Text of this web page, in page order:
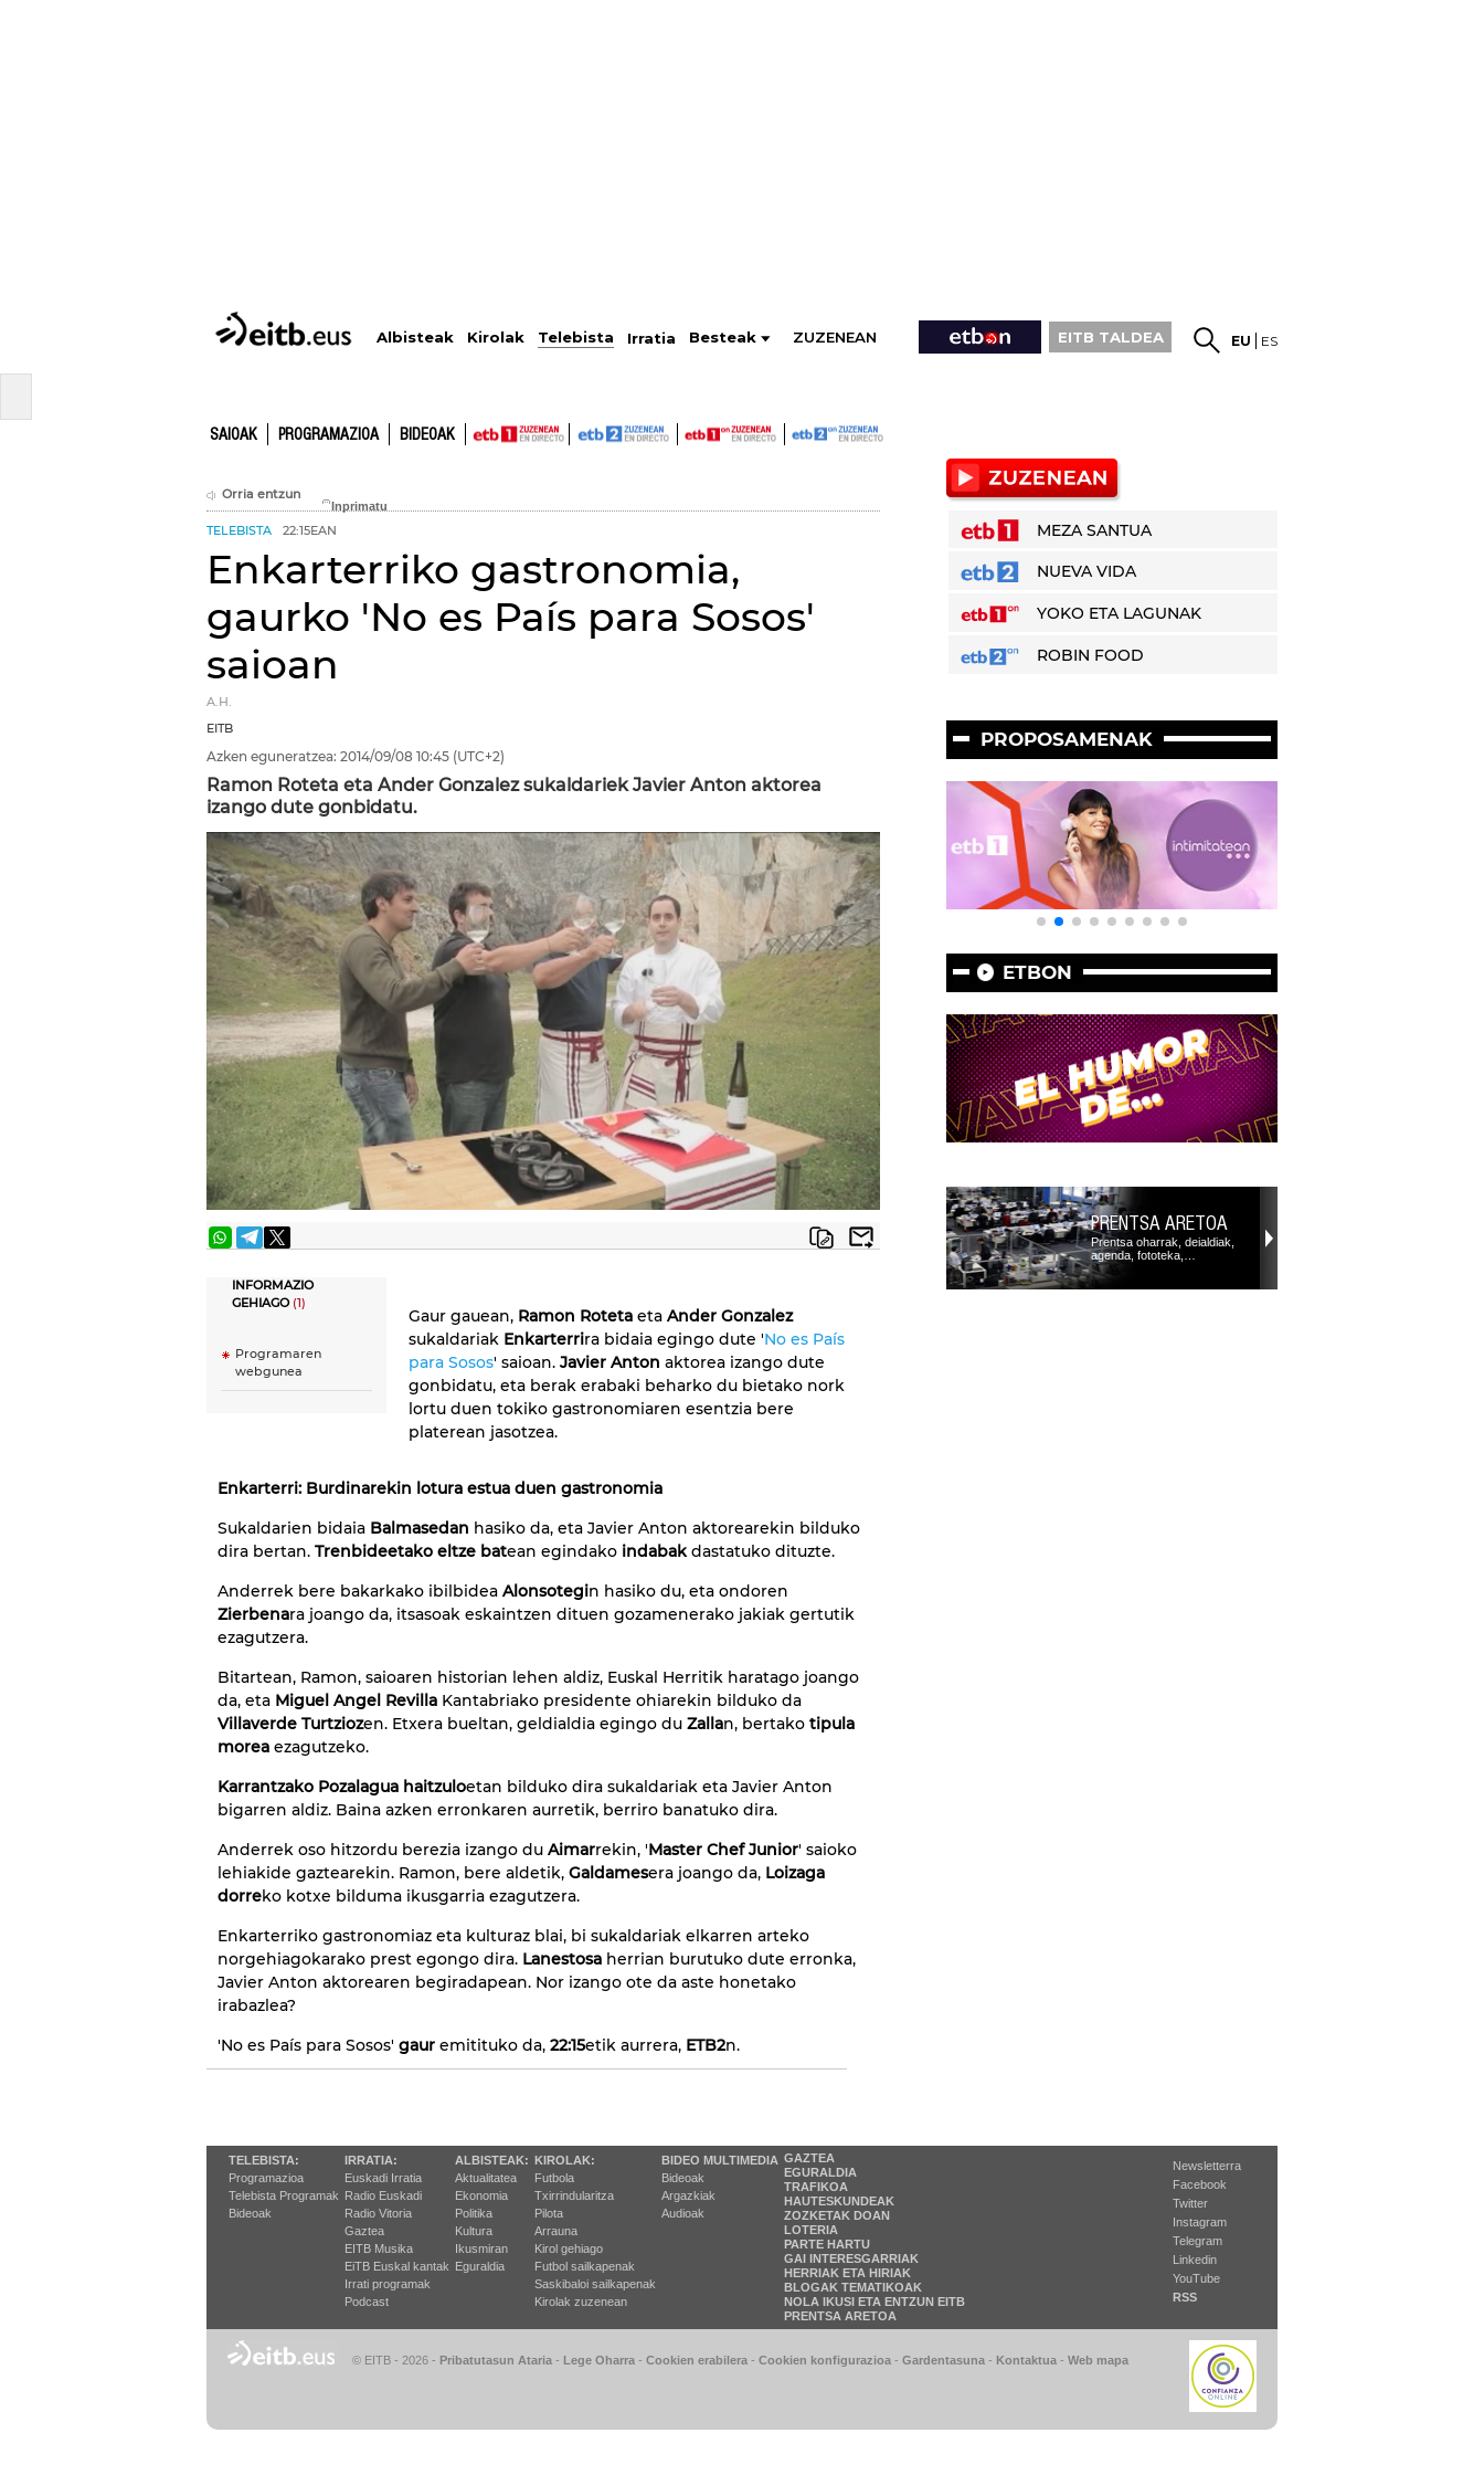
Albisteak Kirolak Telebista Irratia Besteak ZUZENEAN EITB TALDEA EU ES
SAIOAK PROGRAMAZIOA BIDEOAK
Orria entzun
TELEBISTA 22:15EAN
Enkarterriko gastronomia,
gaurko 'No es País para Sosos'
saioan
A.H.
EITB
Azken eguneratzea: 2014/09/08 10:45 (UTC+2)
Ramon Roteta eta Ander Gonzalez sukaldariek Javier Anton aktorea
izango dute gonbidatu.
INFORMAZIO
GEHIAGO(1)
Programaren
webgunea
Gaur gauean, Ramon Roteta eta Ander Gonzalez
sukaldariak Enkarterrira bidaia egingo dute 'No es País
para Sosos' saioan. Javier Anton aktorea izango dute
gonbidatu, eta berak erabaki beharko du bietako nork
lortu duen tokiko gastronomiaren esentzia bere
platerean jasotzea.
Enkarterri: Burdinarekin lotura estua duen gastronomia
Sukaldarien bidaia Balmasedan hasiko da, eta Javier Anton aktorearekin bilduko
dira bertan. Trenbideetako eltze batean egindako indabakdastatuko dituzte.
Anderrek bere bakarkako ibilbidea Alonsotegin hasiko du, eta ondoren
Zierbenara joango da, itsasoak eskaintzen dituen gozamenerako jakiak gertutik
ezagutzera.
Bitartean, Ramon, saioaren historian lehen aldiz, Euskal Herritik haratago joango
da, eta Miguel Angel Revilla Kantabriako presidente ohiarekin bilduko da
Villaverde Turtziozen. Etxera bueltan, geldialdia egingo du Zallan, bertako tipula
morea ezagutzeko.
Karrantzako Pozalagua haitzuloetan bilduko dira sukaldariak eta Javier Anton
bigarren aldiz. Baina azken erronkaren aurretik, berriro banatuko dira.
Anderrek oso hitzordu berezia izango du Aimarrekin, 'Master Chef Junior' saioko
lehiakide gaztearekin. Ramon, bere aldetik, Galdamesera joango da, Loizaga
dorreko kotxe bilduma ikusgarria ezagutzera.
Enkarterriko gastronomiaz eta kulturaz blai, bi sukaldariak elkarren arteko
norgehiagokarako prest egongo dira. Lanestosa herrian burutuko dute erronka,
Javier Anton aktorearen begiradapean. Nor izango ote da aste honetako
irabazlea?
'No es País para Sosos' gaur emitituko da, 22:15etik aurrera, ETB2n.
MEZA SANTUA
NUEVA VIDA
YOKO ETA LAGUNAK
ROBIN FOOD
PROPOSAMENAK
ETBON
PRENTSA ARETOA
Prentsa oharrak, deialdiak,
agenda, fototeka,…
TELEBISTA:
Programazioa
Telebista Programak
Bideoak
IRRATIA:
Euskadi Irratia
Radio Euskadi
Radio Vitoria
Gaztea
EITB Musika
EiTB Euskal kantak
Irrati programak
Podcast
ALBISTEAK:
Aktualitatea
Ekonomia
Politika
Kultura
Ikusmiran
Eguraldia
KIROLAK:
Futbola
Txirrindularitza
Pilota
Arrauna
Kirol gehiago
Futbol sailkapenak
Saskibaloi sailkapenak
Kirolak zuzenean
BIDEO MULTIMEDIA
Bideoak
Argazkiak
Audioak
GAZTEA
EGURALDIA
TRAFIKOA
HAUTESKUNDEAK
ZOZKETAK DOAN
LOTERIA
PARTE HARTU
GAI INTERESGARRIAK
HERRIAK ETA HIRIAK
BLOGAK TEMATIKOAK
NOLA IKUSI ETA ENTZUN EITB
PRENTSA ARETOA
Newsletterra
Facebook
Twitter
Instagram
Telegram
Linkedin
YouTube
RSS
© EITB - 2026 - Pribatutasun Ataria - Lege Oharra - Cookien erabilera - Cookien konfigurazioa - Gardentasuna - Kontaktua - Web mapa